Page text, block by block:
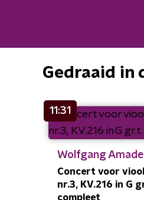
Gedraaid in
11:31
Wolfgang
Concert voor
nr.3, KV.216 in G
compleet